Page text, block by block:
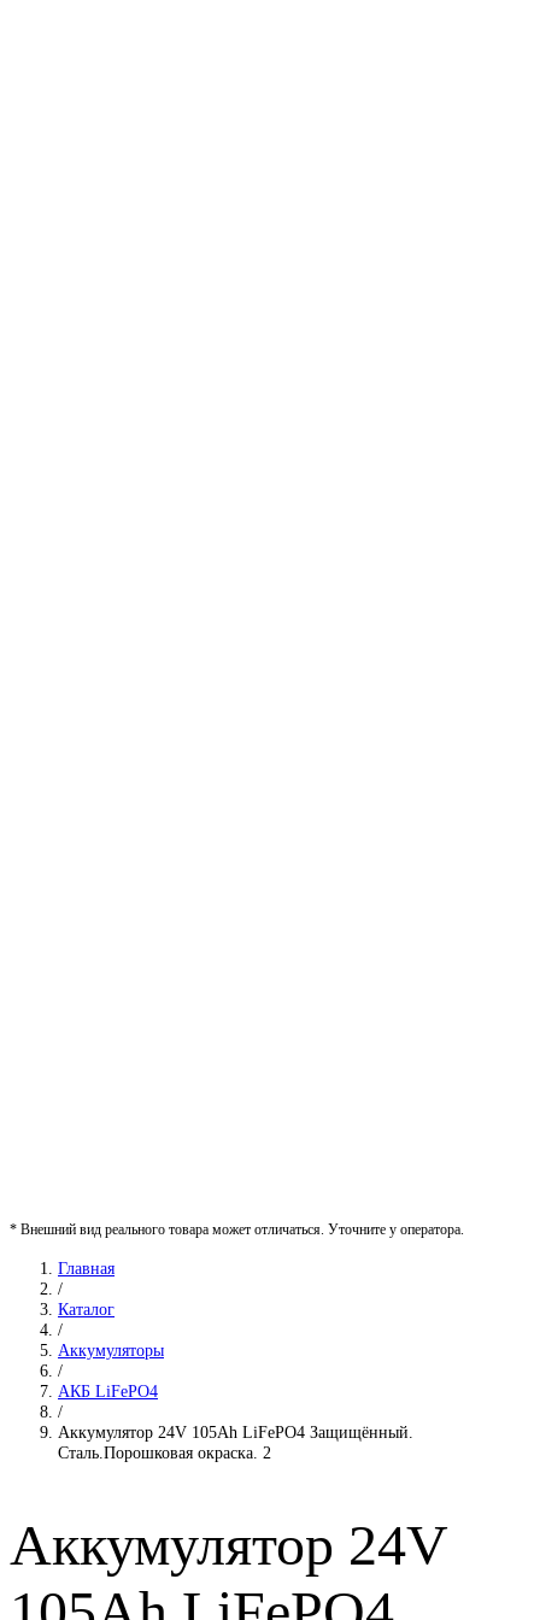
* Внешний вид реального товара может отличаться. Уточните у оператора.
Главная
/
Каталог
/
Аккумуляторы
/
АКБ LiFePO4
/
Аккумулятор 24V 105Ah LiFePO4 Защищённый.
Сталь.Порошковая окраска. 2
Аккумулятор 24V